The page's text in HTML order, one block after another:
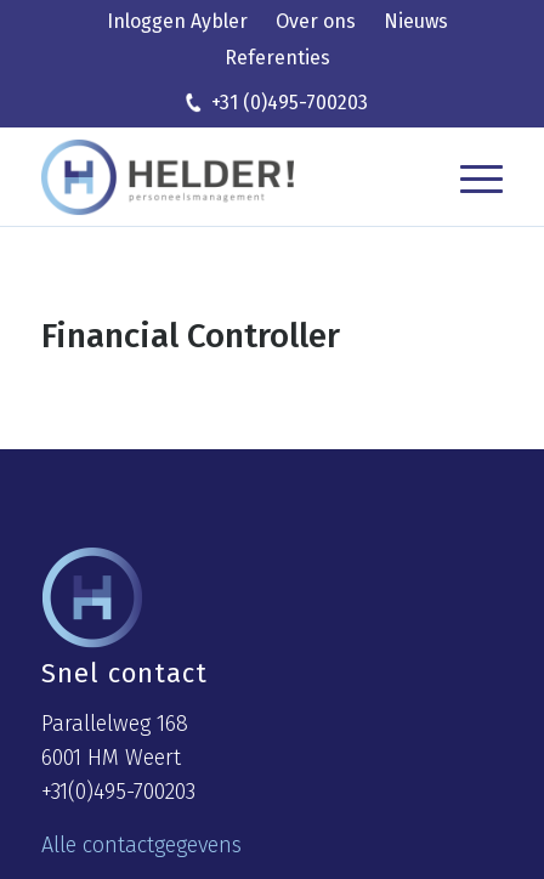
Inloggen Aybler Over ons
Nieuws
Referenties
+31 (0)495-700203
Financial Controller
Snel contact
Parallelweg 168
6001 HM Weert
+31(0)495-700203
Alle contactgegevens